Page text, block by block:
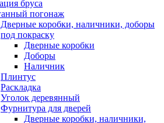
бруса
погонаж
Дверные коробки, наличники, доборы
под покраску
Дверные коробки
Доборы
Наличник
Плинтус
Раскладка
Уголок деревянный
Фурнитура для дверей
Дверные коробки, наличники,